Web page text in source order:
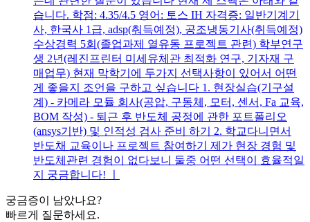
습니다. 학점: 4.35/4.5 영어: 토스 IH 자격증: 일반기계기
사, 한국사 1급, adsp(춰득예정), 공조냉동기사(취득예정)
수상경력 5회(졸업과제 열유동 프로젝트 관련) 학부연구
생 2년(레진프린터 미세유체관 최적화 연구, 기자재 구
매업무) 현재 막학기에 두가지 선택사항이 있어서 어떤
게 좋을지 조언을 구하고 싶습니다 1. 현장실습(기구설
계) - 카메라 모듈 회사(공압, 구동체, 모터, 센서, Fa 교육,
BOM 작성) - 퇴근 후 반도체 공정에 관한 포트폴리오
(ansys기반) 및 인적성 검사 준비 하기 2. 학교다니면서
반도채 교육이나 프로젝트 참여하기 제가 현장 경험 및
반도체관련 경험이 없다보니 둘중 어떤 선택이 효율적일
지 궁금합니다! ㅣ
궁금증이 남았나요?
빠르게 질문하세요.